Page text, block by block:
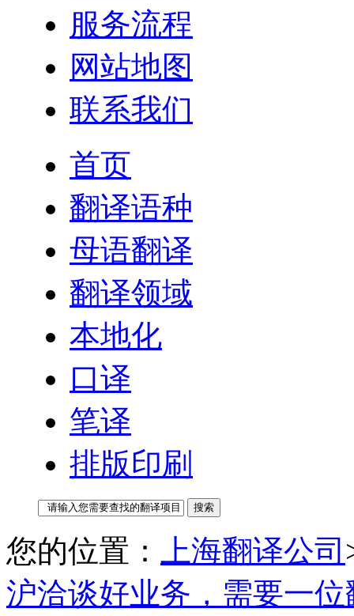
服务流程
网站地图
联系我们
首页
翻译语种
母语翻译
翻译领域
本地化
口译
笔译
排版印刷
您的位置： 上海翻译公司
沪洽谈好业务，需要一